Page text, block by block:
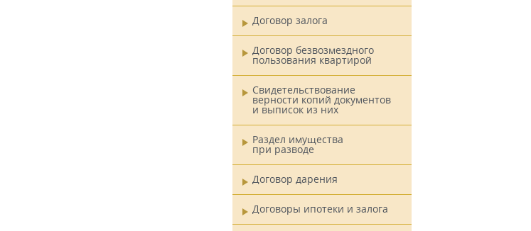
Договор залога
Договор безвозмездного
пользования квартирой
Свидетельствование
верности копий документов
и выписок из них
Раздел имущества
при разводе
Договор дарения
Договоры ипотеки и залога